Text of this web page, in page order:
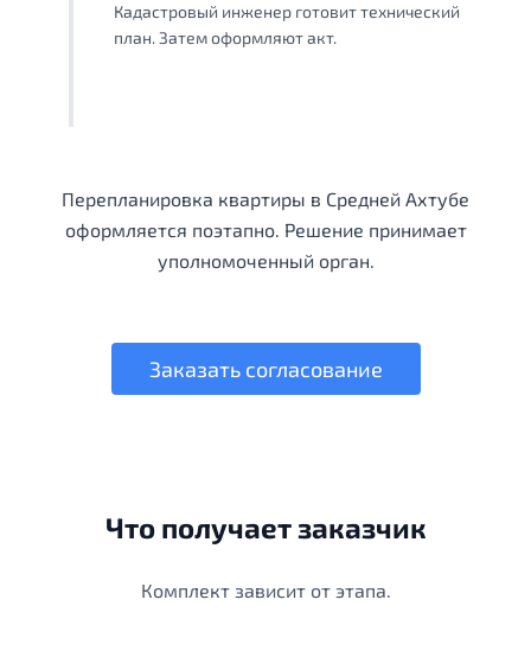
Кадастровый инженер готовит технический
план. Затем оформляют акт.
Перепланировка квартиры в Средней Ахтубе
оформляется поэтапно. Решение принимает
уполномоченный орган.
Заказать согласование
Что получает заказчик
Комплект зависит от этапа.